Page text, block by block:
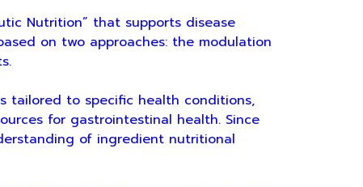
Nutrition” that supports disease
on two approaches: the modulation
to specific health conditions,
for gastrointestinal health. Since
of ingredient nutritional